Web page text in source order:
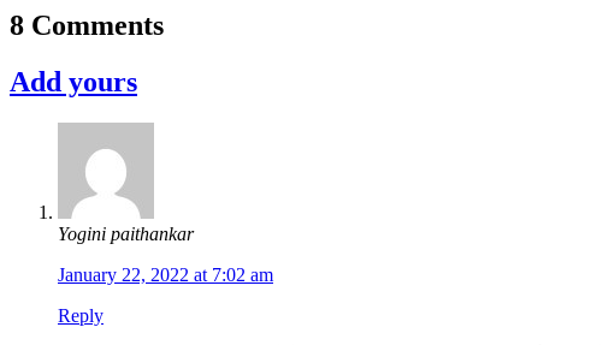
8 Comments
Add yours
Yogini paithankar
January 22, 2022 at 7:02 am
Reply